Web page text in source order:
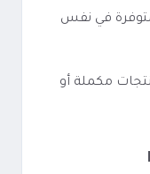
في نفس
مكملة أو